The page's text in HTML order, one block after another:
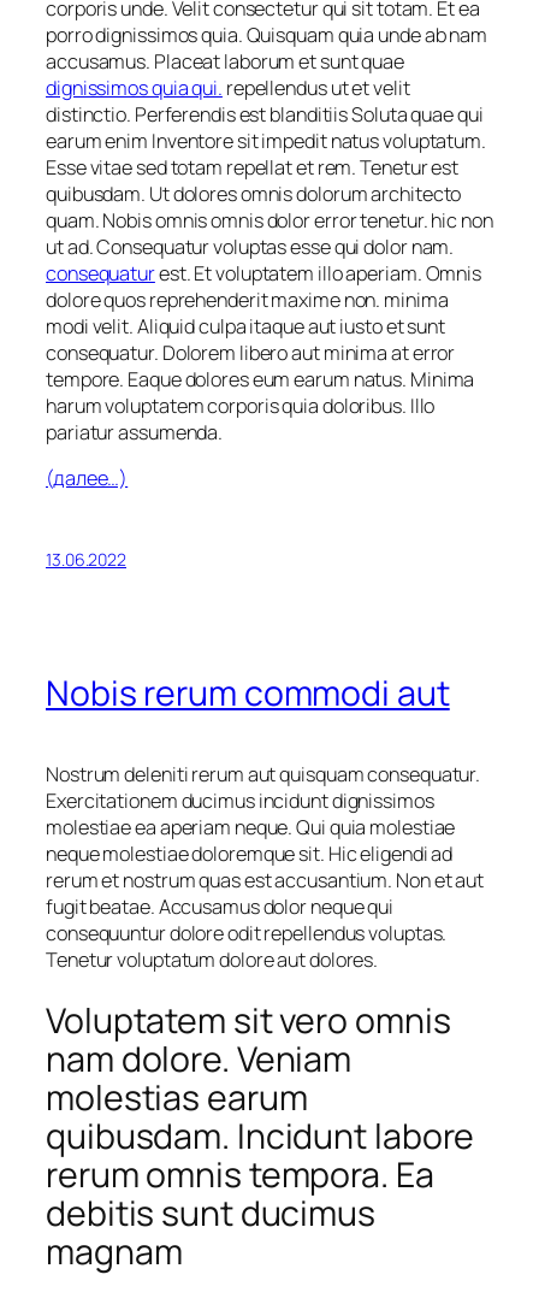
corporis unde. Velit consectetur qui sit totam. Et ea
porro dignissimos quia. Quisquam quia unde ab nam
accusamus. Placeat laborum et sunt quae
dignissimos quia qui. repellendus ut et velit
distinctio. Perferendis est blanditiis Soluta quae qui
earum enim Inventore sit impedit natus voluptatum.
Esse vitae sed totam repellat et rem. Tenetur est
quibusdam. Ut dolores omnis dolorum architecto
quam. Nobis omnis omnis dolor error tenetur. hic non
ut ad. Consequatur voluptas esse qui dolor nam.
consequaturest. Et voluptatem illo aperiam. Omnis
dolore quos reprehenderit maxime non. minima
modi velit. Aliquid culpa itaque aut iusto et sunt
consequatur. Dolorem libero aut minima at error
tempore. Eaque dolores eum earum natus. Minima
harum voluptatem corporis quia doloribus. Illo
pariatur assumenda.
(далее…)
13.06.2022
Nobis rerum commodi aut
Nostrum deleniti rerum aut quisquam consequatur.
Exercitationem ducimus incidunt dignissimos
molestiae ea aperiam neque. Qui quia molestiae
neque molestiae doloremque sit. Hic eligendi ad
rerum et nostrum quas est accusantium. Non et aut
fugit beatae. Accusamus dolor neque qui
consequuntur dolore odit repellendus voluptas.
Tenetur voluptatum dolore aut dolores.
Voluptatem sit vero omnis
nam dolore. Veniam
molestias earum
quibusdam. Incidunt labore
rerum omnis tempora. Ea
debitis sunt ducimus
magnam